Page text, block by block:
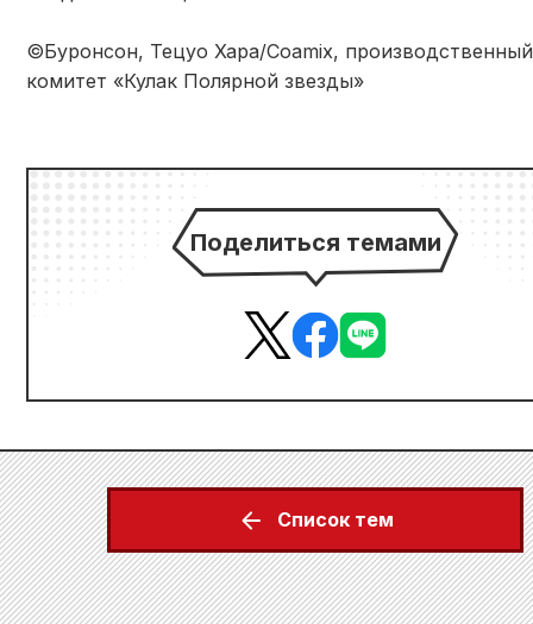
©Буронсон, Тецуо Хара/Coamix, производственный
комитет «Кулак Полярной звезды»
Поделиться темами
Список тем